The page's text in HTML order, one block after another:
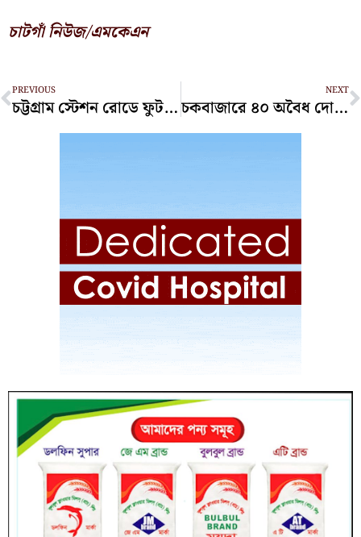
চাটগাঁ নিউজ/এমকেএন
Prev
PREVIOUS
চট্টগ্রাম স্টেশন রোডে ফুটপাত দখলে মেয়রের কঠোর বার্তা
NEXT
চকবাজারে ৪০ অবৈধ দোকান উচ্ছেদ